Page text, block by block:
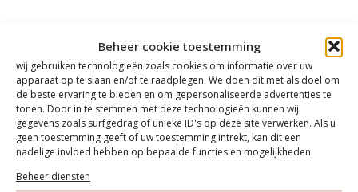
Beheer cookie toestemming
wij gebruiken technologieën zoals cookies om informatie over uw
apparaat op te slaan en/of te raadplegen. We doen dit met als doel om
de beste ervaring te bieden en om gepersonaliseerde advertenties te
tonen. Door in te stemmen met deze technologieën kunnen wij
gegevens zoals surfgedrag of unieke ID's op deze site verwerken. Als u
geen toestemming geeft of uw toestemming intrekt, kan dit een
nadelige invloed hebben op bepaalde functies en mogelijkheden.
Beheer diensten